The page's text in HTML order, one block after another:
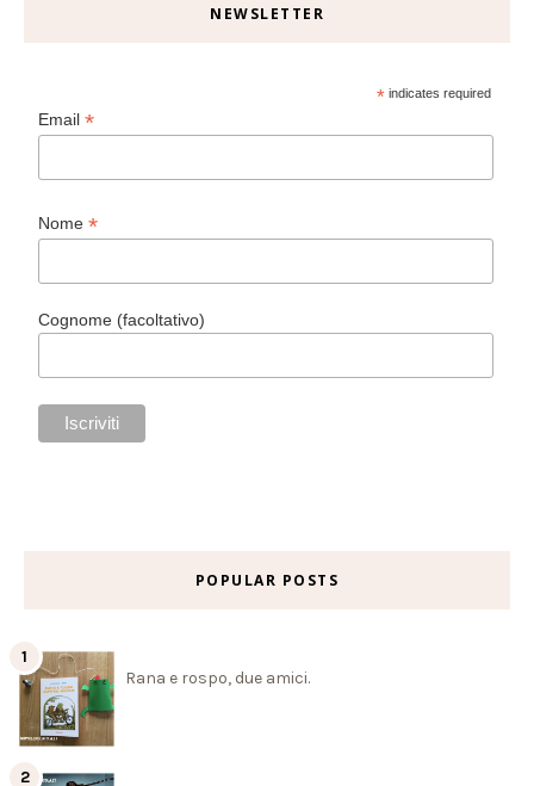
NEWSLETTER
* indicates required
Email*
Nome*
Cognome (facoltativo)
POPULAR POSTS
Rana e rospo, due amici.